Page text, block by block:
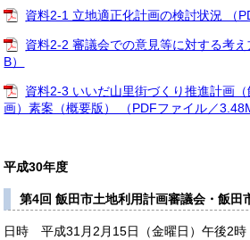
資料2-1 立地適正化計画の検討状況 （
資料2-2 審議会での意見等に対する考
B）
資料2-3 いいだ山里街づくり推進計画
画）素案（概要版） （PDFファイル／
平成30年度
第4回 飯田市土地利用計画審議会・飯田
日時 平成31月2月15日（金曜日）午後2時